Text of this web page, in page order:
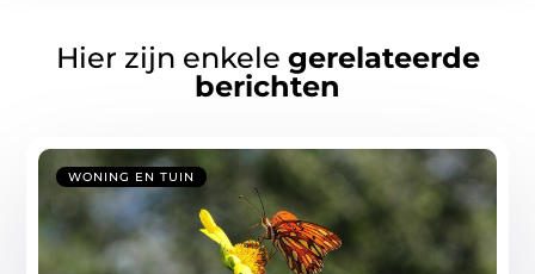
Hier zijn enkele gerelateerde
berichten
WONING EN TUIN